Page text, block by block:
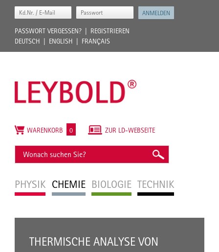
PASSWORT VERGESSEN?
REGISTRIEREN
DEUTSCH
ENGLISH FRANÇAIS
PHYSIK CHEMIE BIOLOGIE TECHNIK
ZUR LD-WEBSEITE
WARENKORB 0
THERMISCHE ANALYSE VON